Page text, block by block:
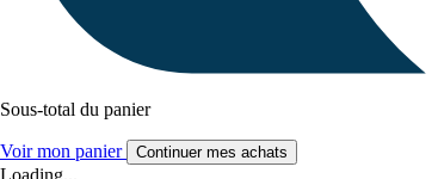
Sous-total du panier
Voir mon panier Continuer mes achats